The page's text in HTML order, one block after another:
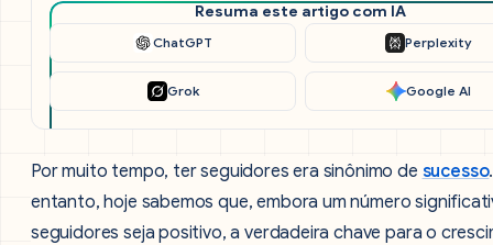
Resuma este artigo com IA
ChatGPT Perplexity
Grok Google AI
Por muito tempo, ter seguidores era sinônimo de sucesso
entanto, hoje sabemos que, embora um número
seguidores seja positivo, a verdadeira chave para o